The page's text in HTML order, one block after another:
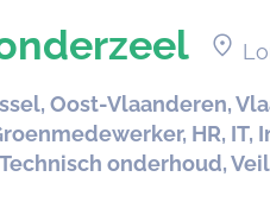
location_on
Oost-Vlaanderen,
HR,
onderhoud,